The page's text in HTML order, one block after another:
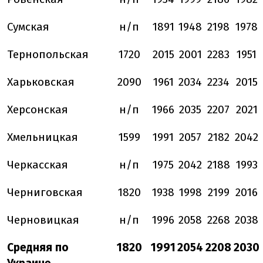
Сумская н/п 1891 1948 2198 1978
Тернопольская 1720 2015 2001 2283 1951
Харьковская 2090 1961 2034 2234 2015
Херсонская н/п 1966 2035 2207 2021
Хмельницкая 1599 1991 2057 2182 2042
Черкасская н/п 1975 2042 2188 1993
Черниговская 1820 1938 1998 2199 2016
Черновицкая н/п 1996 2058 2268 2038
Средняя по
1820 19912054 2208 2030